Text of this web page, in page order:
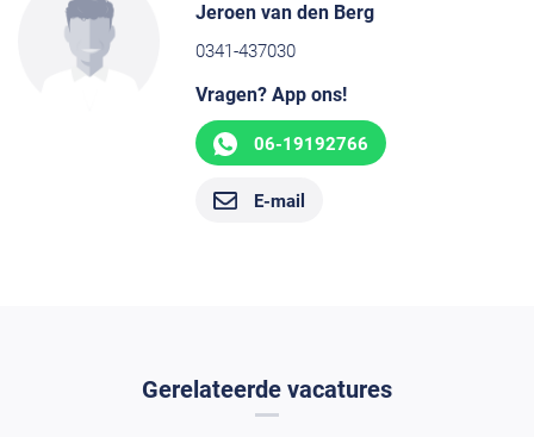
Jeroen van den Berg
0341-437030
Vragen? App ons!
06-19192766
E-mail
Gerelateerde vacatures